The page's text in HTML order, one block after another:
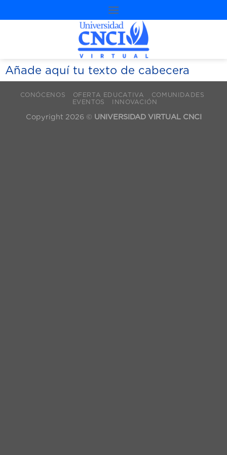
Añade aquí tu texto de cabecera
CONÓCENOS OFERTA EDUCATIVA
COMUNIDADES
EVENTOS
INNOVACIÓN
Copyright 2026 © UNIVERSIDAD VIRTUAL CNCI